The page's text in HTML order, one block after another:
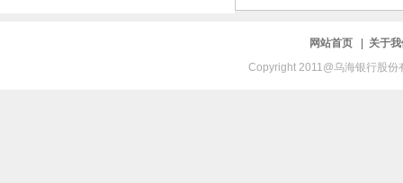
网站首页
关于
Copyright 2011@乌海银行股